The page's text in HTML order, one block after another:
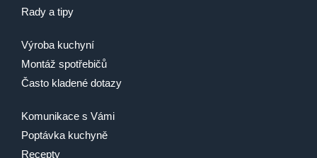
Rady a tipy
Výroba kuchyní
Montáž spotřebičů
Často kladené dotazy
Komunikace s Vámi
Poptávka kuchyně
Recepty